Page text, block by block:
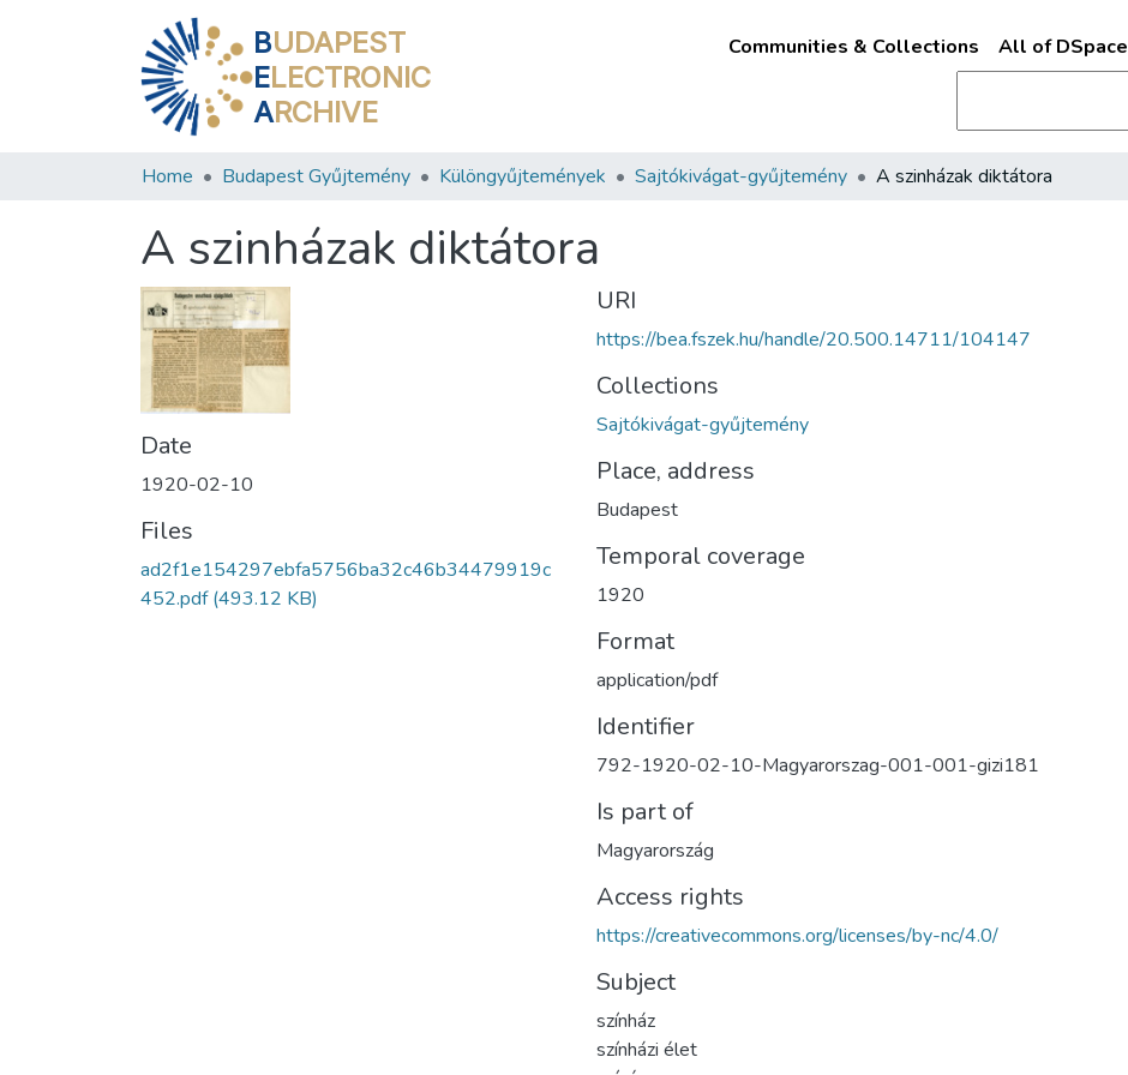
BUDAPEST
ELECTRONIC
ARCHIVE
Communities & Collections All of DSpace
Home Budapest Gyűjtemény Különgyűjtemények Sajtókivágat-gyűjtemény A szinházak diktátora
A szinházak diktátora
Date
1920-02-10
Files
ad2f1e154297ebfa5756ba32c46b34479919c
452.pdf(493.12 KB)
URI
https://bea.fszek.hu/handle/20.500.14711/104147
Collections
Sajtókivágat-gyűjtemény
Place, address
Budapest
Temporal coverage
1920
Format
application/pdf
Identifier
792-1920-02-10-Magyarorszag-001-001-gizi181
Is part of
Magyarország
Access rights
https://creativecommons.org/licenses/by-nc/4.0/
Subject
színház
színházi élet